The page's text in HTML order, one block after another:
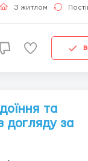
можливі
З житлом
та
догляду за